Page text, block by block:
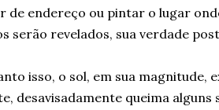
de endereço ou pintar o lugar
serão revelados, sua verdade
isso, o sol, em sua magnitude,
desavisadamente queima